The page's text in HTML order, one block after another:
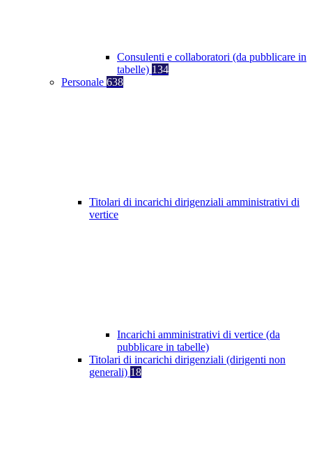
Consulenti e collaboratori (da pubblicare in
tabelle) 134
Personale 638
Titolari di incarichi dirigenziali amministrativi di
vertice
Incarichi amministrativi di vertice (da
pubblicare in tabelle)
Titolari di incarichi dirigenziali (dirigenti non
generali) 18